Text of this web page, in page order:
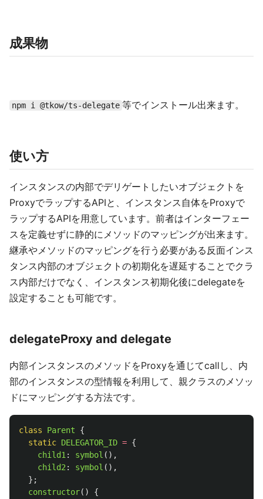
成果物
npm i @tkow/ts-delegate 等でインストール出来ます。
使い方
インスタンスの内部でデリゲートしたいオブジェクトを
ProxyでラップするAPIと、インスタンス自体をProxyで
ラップするAPIを用意しています。前者はインターフェー
スを定義せずに静的にメソッドのマッピングが出来ます。
継承やメソッドのマッピングを行う必要がある反面インス
タンス内部のオブジェクトの初期化を遅延することでクラ
ス内部だけでなく、インスタンス初期化後にdelegateを
設定することも可能です。
delegateProxy and delegate
内部インスタンスのメソッドをProxyを通じてcallし、内
部のインスタンスの型情報を利用して、親クラスのメソッ
ドにマッピングする方法です。
class Parent
{
static DELEGATOR_ID = {
child1 : symbol (),
child2 : symbol (),
};
constructor()
{